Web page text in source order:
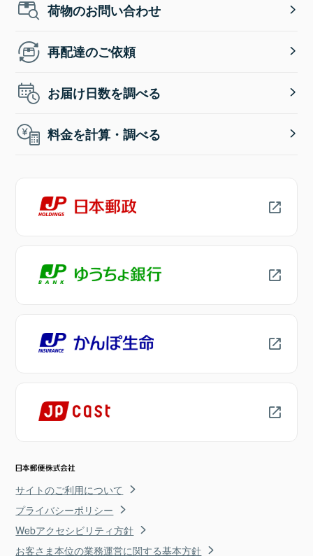
荷物のお問い合わせ
再配達のご依頼
お届け日数を調べる
料金を計算・調べる
サイトのご利用について
プライバシーポリシー
Webアクセシビリティ方針
お客さま本位の業務運営に関する基本方針